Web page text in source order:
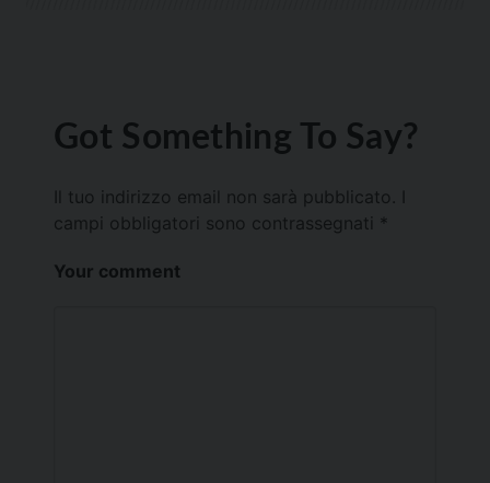
Got Something To Say?
Il tuo indirizzo email non sarà pubblicato.
campi obbligatori sono contrassegnati *
Your comment